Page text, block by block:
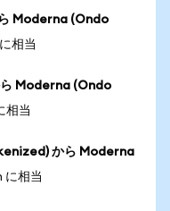
Moderna (Ondo
相当
Moderna (Ondo
相当
から Moderna
に相当